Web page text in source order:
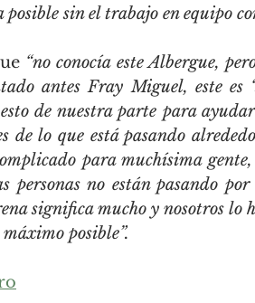
sin el trabajo en equipo
“no conocía este Albergue,
antes Fray Miguel, este es
de nuestra parte para
de lo que está pasando
para muchísima
personas no están pasando
significa mucho y nosotros lo
posible”.